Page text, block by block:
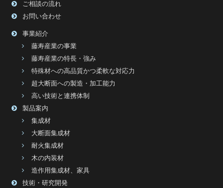
ご相談の流れ
お問い合わせ
事業紹介
藤寿産業の事業
藤寿産業の特長・強み
特殊材への高品質かつ柔軟な対応力
超大断面への製造・加工能力
高い技術と連携体制
製品案内
集成材
大断面集成材
耐火集成材
木の内装材
造作用集成材、家具
技術・研究開発